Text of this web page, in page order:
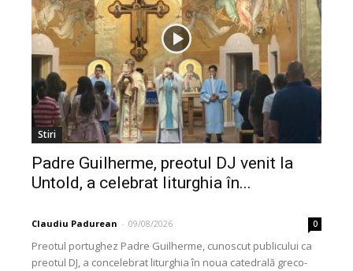
Stiri
Padre Guilherme, preotul DJ venit la
Untold, a celebrat liturghia în...
Claudiu Padurean - 09/08/2026 0
Preotul portughez Padre Guilherme, cunoscut publicului ca
preotul DJ, a concelebrat liturghia în noua catedrală greco-